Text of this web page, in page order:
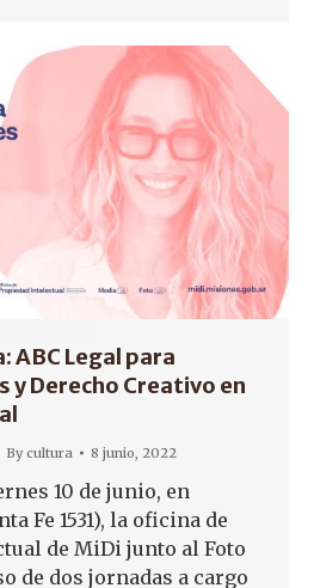
ABC Legal para
y Derecho Creativo en
Bycultura 8 junio, 2022
10 de junio, en
Fe 1531), la oficina de
de MiDi junto al Foto
de dos jornadas a cargo